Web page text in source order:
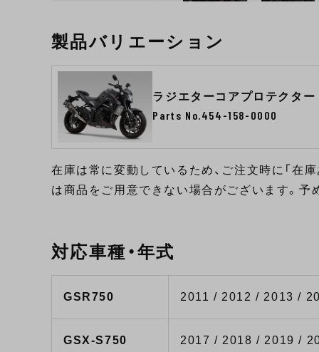
製品バリエーション
ラジエターコアプロテクター
Parts No.454-158-0000
在庫は常に変動しているため、ご注文時に「在
は商品をご用意できない場合がございます。予
対応車種・年式
GSR750 2011 / 2012 / 2013 /
GSX-S750 2017 / 2018 / 2019 /